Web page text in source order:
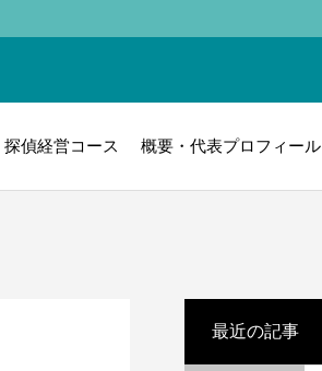
探偵経営コース 概要・代表プロフィール
最近の記事